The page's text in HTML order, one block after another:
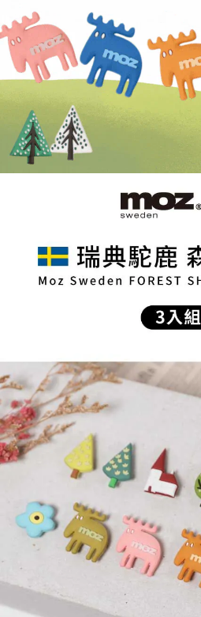
資料（包含姓名、電話或地址）提供予台
由本公司與您本人進行分期帳單所需資料之
3.完整用戶服務條款，請詳閱以下連結：
※ 交易是否成功請以「AFTEE先享後付 」
是否繳費成功／繳費後需取消欲退款等相關
客戶支援中心」
https://
【注意事項】
１．透過由恩沛科技股份有限公司提供之「
易，需依本服務之必要範圍內提供個人資
權轉讓予恩沛科技股份有限公司。
２．關於個人資料處理事宜，請瀏覽以下網
https://aftee.tw/terms/#terms3
３．未成年的使用者請事先徵得法定代理
「AFTEE先享後付」，若未經同意申辦者
４．使用「AFTEE先享後付」時，將依據
時審查核予不同之上限額度；若仍有額度
恩沛科技股份有限公司將有權停止該用戶
京站台北店客服中心(1F星巴克旁) 即
請自備購物袋，若需購買紙袋可現場詢
免運費